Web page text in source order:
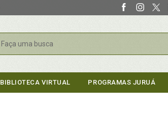
Buscar
BIBLIOTECA VIRTUAL PROGRAMAS JURUÁ